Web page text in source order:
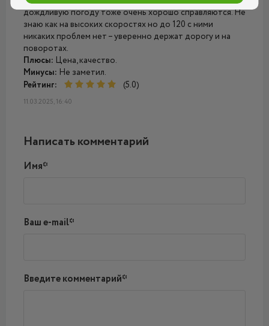
дождливую погоду тоже очень хорошо справляются. Не
знаю как на высоких скоростях но до 120 с ними
никаких проблем нет – уверенно держат дорогу и на
поворотах.
Плюсы: Цена, качество.
Минусы: Не заметил.
Рейтинг:
(5.0)
11.03.2025, 16:40
Написать комментарий
Имя*
Ваш e-mail*
Введите комментарий*